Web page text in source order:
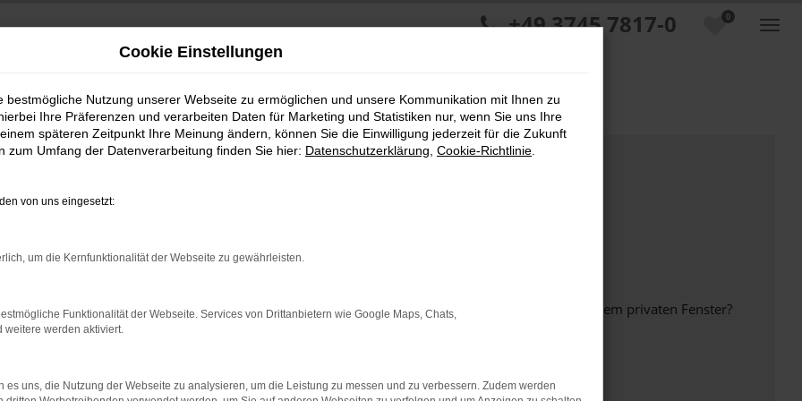
0
+49 3745 7817-0
bestimmter Seiten verhindern. Funktioniert die Seite in einem anderen Browser oder in einem privaten Fenster?
beheben.
auf dem neuesten Stand sind.
Cookie Einstellungen
bestmögliche Nutzung unserer Webseite zu ermöglichen und unsere Kommunikation mit Ihnen zu
Ihre Präferenzen und verarbeiten Daten für Marketing und Statistiken nur, wenn Sie uns Ihre
späteren Zeitpunkt Ihre Meinung ändern, können Sie die Einwilligung jederzeit für die Zukunft
zum Umfang der Datenverarbeitung finden Sie hier: Datenschutzerklärung Cookie-Richtlinie
von uns eingesetzt:
um die Kernfunktionalität der Webseite zu gewährleisten.
Funktionalität der Webseite. Services von Drittanbietern wie Google Maps, Chats,
weitere werden aktiviert.
es uns, die Nutzung der Webseite zu analysieren, um die Leistung zu messen und zu verbessern. Zudem werden